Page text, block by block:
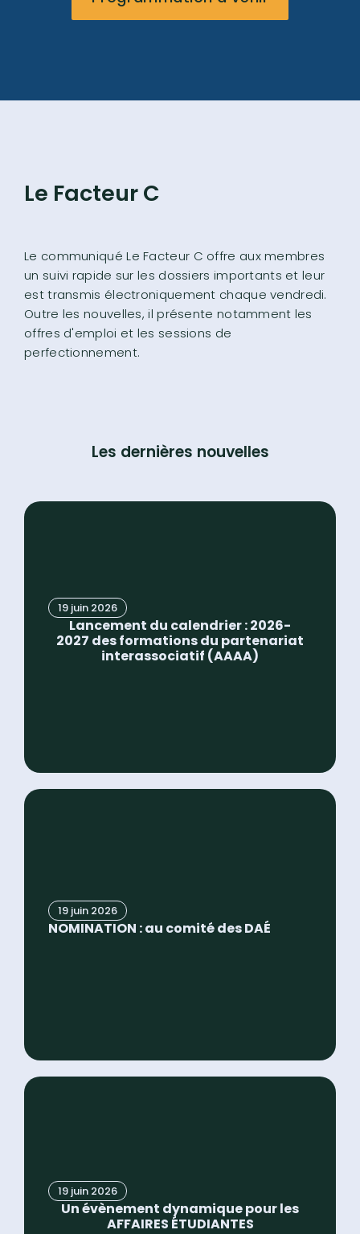
Le Facteur C
Le communiqué Le Facteur C offre aux membres
un suivi rapide sur les dossiers importants et leur
est transmis électroniquement chaque vendredi.
Outre les nouvelles, il présente notamment les
offres d'emploi et les sessions de
perfectionnement.
Les dernières nouvelles
19 juin 2026
Lancement du calendrier : 2026-
2027 des formations du partenariat
interassociatif (AAAA)
19 juin 2026
NOMINATION : au comité des DAÉ
19 juin 2026
Un évènement dynamique pour les
AFFAIRES ÉTUDIANTES